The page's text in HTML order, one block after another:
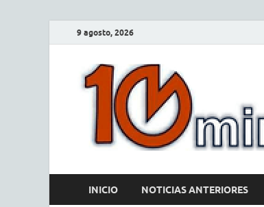
9 agosto, 2026
INICIO NOTICIAS ANTERIORES